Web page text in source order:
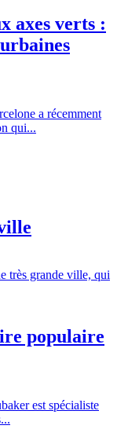
axes verts :
a récemment
qui...
très grande ville, qui
populaire
est spécialiste